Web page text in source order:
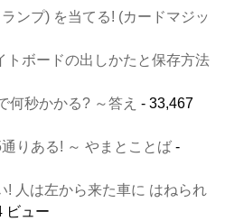
ンプ) を当てる! (カードマジッ
トボードの出しかたと保存方法
何秒かかる? ～答え - 33,467
りある! ～ やまとことば -
! 人は左から来た車に はねられ
ビュー